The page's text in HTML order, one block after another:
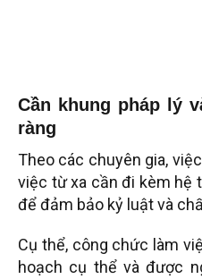
Cần khung pháp lý
ràng
Theo các chuyên gia,
việc từ xa cần đi kèm hệ
để đảm bảo kỷ luật và
Cụ thể, công chức làm
hoạch cụ thể và được